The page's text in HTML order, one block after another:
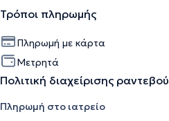
Τρόποι πληρωμής
Πληρωμή με κάρτα
Μετρητά
Πολιτική διαχείρισης ραντεβού
Πληρωμή στο ιατρείο